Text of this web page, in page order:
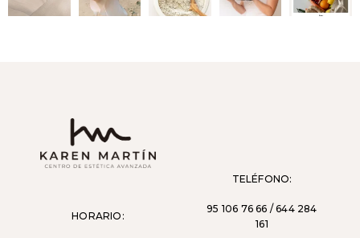
HORARIO:
TELÉFONO:
95 106 76 66 / 644 284
161